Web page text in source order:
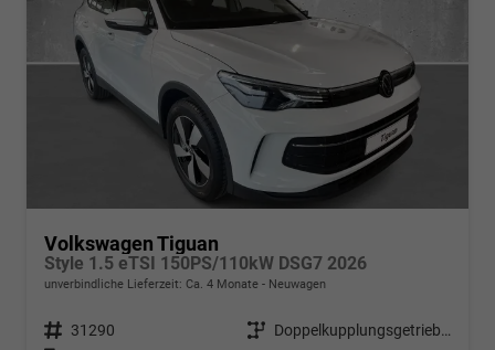
Volkswagen Tiguan
Style 1.5 eTSI 150PS/110kW DSG7 2026
unverbindliche Lieferzeit: Ca. 4 Monate Neuwagen
Fahrzeugnr. 31290 Getriebe
Doppelkupplungsgetriebe (DSG)